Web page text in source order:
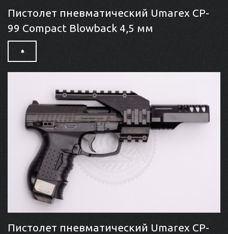
Пистолет пневматический Umarex CP-
99 Compact Blowback 4,5 мм
Пистолет пневматический Umarex CP-